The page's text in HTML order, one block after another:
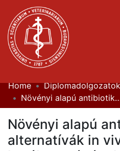
Communities & Collections
Statistics
Home
Növényi alapú antibiotikum alternatívák in vivo
Növényi alapú
alternatívák in